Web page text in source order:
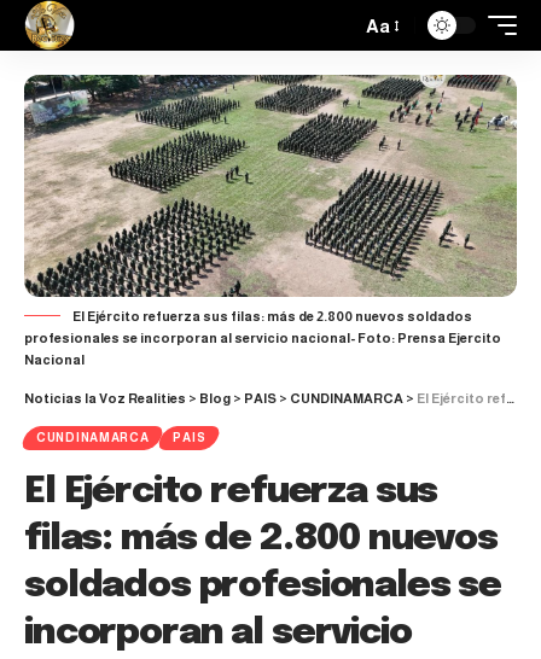
Aa
El Ejército refuerza sus filas: más de 2.800 nuevos soldados
profesionales se incorporan al servicio nacional- Foto: Prensa Ejercito
Nacional
Noticias la Voz Realities > Blog > PAIS > CUNDINAMARCA > El Ejército refuerza sus filas: más de 2.800 nuevos soldados profesionales se incorporan al servicio nacional
CUNDINAMARCA PAIS
El Ejército refuerza sus
filas: más de 2.800 nuevos
soldados profesionales se
incorporan al servicio